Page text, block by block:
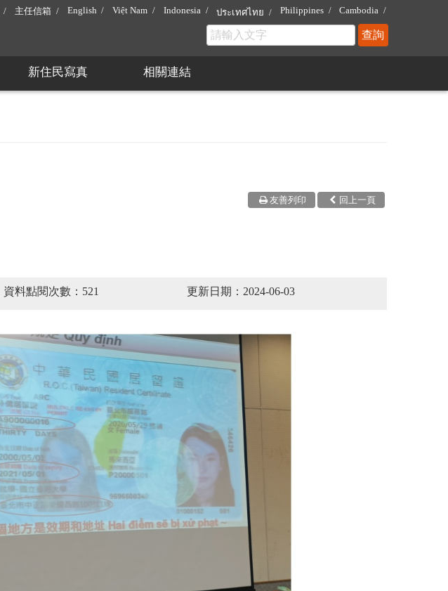
主任信箱 English Việt Nam Indonesia ประเทศไทย Philippines Cambodia
新住民寫真 相關連結
回上一頁
友善列印
資料點閱次數：521 更新日期：2024-06-03